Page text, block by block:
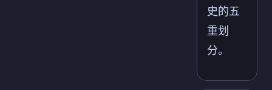
史的五
重划
分。